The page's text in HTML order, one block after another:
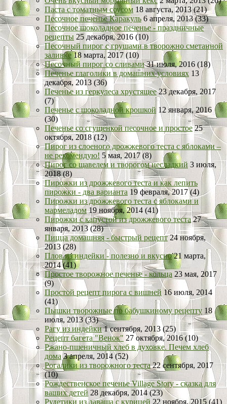
Паста с томатным соусом 18 августа, 2013 (21)
Песочное печенье Каракуль 6 апреля, 2013 (33)
Песочное шоколадное печенье - праздничные
рецепты 25 декабря, 2016 (10)
Песочный пирог с грушами в творожно сметанной
заливке18 марта, 2017 (10)
Песочный пирог со сливами31 июля, 2016 (18)
Печенье глаголики в домашних условиях 13
декабря, 2013 (36)
Печенье из геркулеса хрустящее23 декабря, 2017
(7)
Печенье с шоколадной крошкой 12 января, 2016
(30)
Печенье со сгущенкой песочное и простое25
октября, 2018 (12)
Пирог из слоеного дрожжевого теста с яблоками –
не рекомендую! 5 мая, 2017 (8)
Пирог со щавелем и творогом несладкий 3 июля,
2018 (8)
Пирожки из дрожжевого теста и как лепить
пирожки - два варианта 19 февраля, 2017 (4)
Пирожки из дрожжевого теста с яблоками и
мармеладом19 ноября, 2014 (41)
Пирожки с капустой из дрожжевого теста27
января, 2013 (28)
Пицца домашняя - быстрый рецепт24 ноября,
2013 (28)
Плов из индейки - полезно и вкусно21 марта,
2014 (41)
Простое творожное печенье - кольца 23 мая, 2017
(9)
Простой рецепт пирога с вишней16 июля, 2014
(41)
Пышки творожные по бабушкиному рецепту 18
июля, 2013 (33)
Рагу из индейки1 сентября, 2013 (25)
Рецепт багета "Венок" 27 октября, 2016 (10)
Ржано-пшеничный хлеб в духовке. Печем хлеб
дома3 апреля, 2014 (52)
Рогалики из творожного теста22 сентября, 2017
(10)
Рождественское печенье Village Story - сказка для
ваших детей28 декабря, 2014 (23)
Рулетики из лаваша с курицей 22 ноября, 2015 (41)